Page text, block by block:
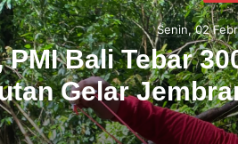
Kamis, 25
Lingkungan
Solusi